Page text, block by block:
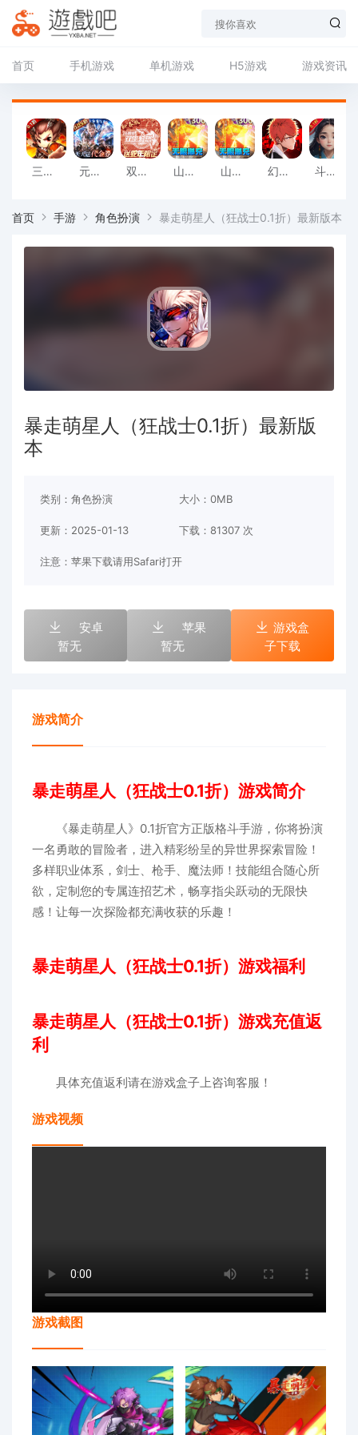
首页 手机游戏 单机游戏 H5游戏 游戏资讯
三国志乱消（内置0.1折）最新版 元尊传（0.05折免费版）手机版 双生幻想（蛇年新春版）官服 山河（蛇年幸运送充王）官方下载 山河（蛇年幸运送充王）极速版 幻想圣域（登录送百抽）手机版 斗破神（放手挂机0.1折）免费版
首页 手游 角色扮演 暴走萌星人（狂战士0.1折）最新版本
暴走萌星人（狂战士0.1折）最新版
本
类别：角色扮演 大小：0MB
更新：2025-01-13 下载： 81307 次
注意：苹果下载请用Safari打开
安卓
暂无
苹果
暂无
游戏盒
子下载
游戏简介
暴走萌星人（狂战士0.1折）游戏简介
《暴走萌星人》0.1折官方正版格斗手游，你将扮演
一名勇敢的冒险者，进入精彩纷呈的异世界探索冒险！
多样职业体系，剑士、枪手、魔法师！技能组合随心所
欲，定制您的专属连招艺术，畅享指尖跃动的无限快
感！让每一次探险都充满收获的乐趣！
暴走萌星人（狂战士0.1折）游戏福利
暴走萌星人（狂战士0.1折）游戏充值返
利
具体充值返利请在游戏盒子上咨询客服！
游戏视频
游戏截图